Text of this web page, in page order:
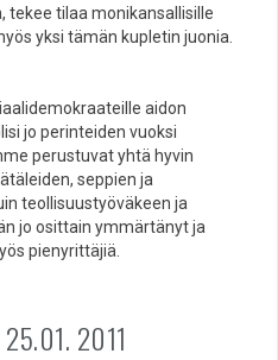
tekee tilaa monikansallisille
yksi tämän kupletin juonia.
aidon
jo perinteiden vuoksi
perustuvat yhtä hyvin
seppien ja
teollisuustyöväkeen ja
jo osittain ymmärtänyt ja
pienyrittäjiä.
2011